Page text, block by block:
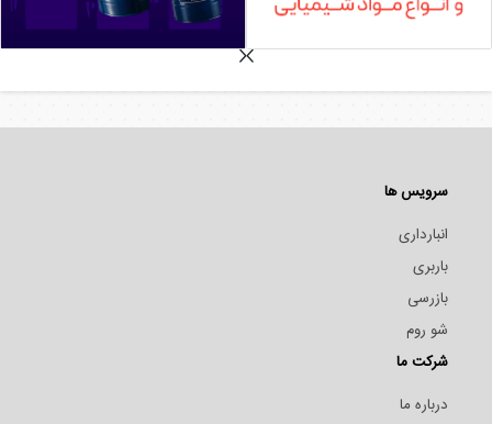
سرویس ها
انبارداری
باربری
بازرسی
شو روم
شرکت ما
درباره ما